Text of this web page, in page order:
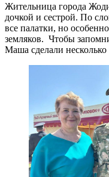
Жительница города
дочкой и сестрой. По
все палатки, но
земляков. Чтобы
Маша сделали